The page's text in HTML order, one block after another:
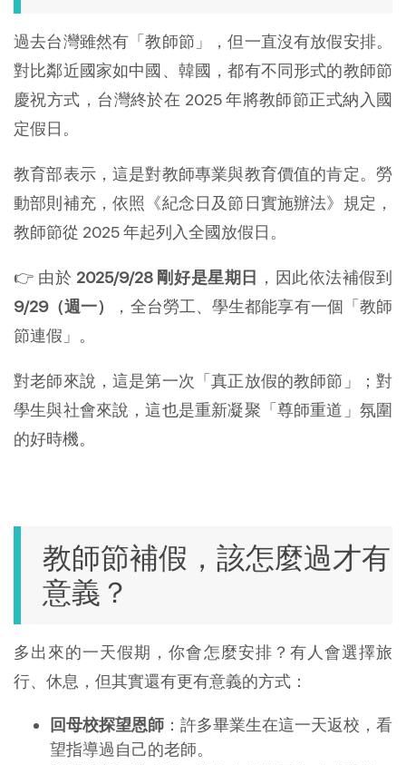
過去台灣雖然有「教師節」，但一直沒有放假安排。
對比鄰近國家如中國、韓國，都有不同形式的教師節
慶祝方式，台灣終於在 2025 年將教師節正式納入國
定假日。
教育部表示，這是對教師專業與教育價值的肯定。勞
動部則補充，依照《紀念日及節日實施辦法》規定，
教師節從 2025 年起列入全國放假日。
👉 由於 2025/9/28 剛好是星期日
，因此依法補假到
9/29（週一）
，全台勞工、學生都能享有一個「教師
節連假」。
對老師來說，這是第一次「真正放假的教師節」；對
學生與社會來說，這也是重新凝聚「尊師重道」氛圍
的好時機。
教師節補假，該怎麼過才有
意義？
多出來的一天假期，你會怎麼安排？有人會選擇旅
行、休息，但其實還有更有意義的方式：
回母校探望恩師 ：許多畢業生在這一天返校，看
望指導過自己的老師。